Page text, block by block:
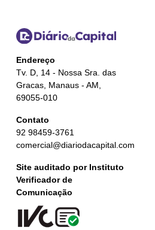
Endereço
Tv. D, 14 - Nossa Sra. das
Gracas, Manaus - AM,
69055-010
Contato
92 98459-3761
comercial@diariodacapital.com
Site auditado por Instituto
Verificador de
Comunicação